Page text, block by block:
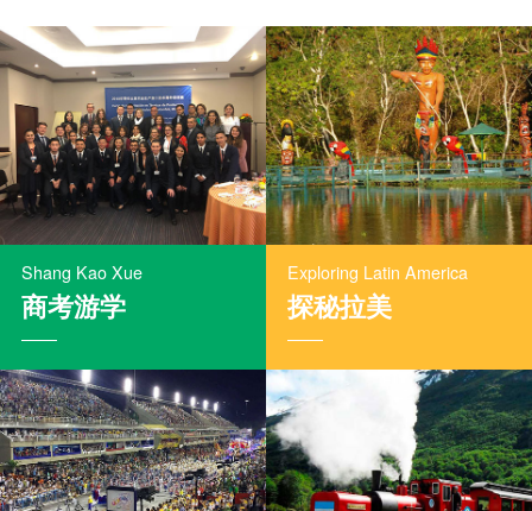
Shang Kao Xue
商考游学
Exploring Latin America
探秘拉美